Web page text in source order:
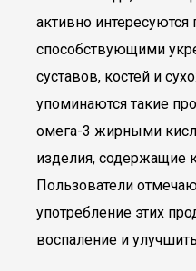
активно интересуются
способствующими
суставов, костей и
упоминаются такие
омега-3 жирными
изделия, содержащие
Пользователи
употребление этих
воспаление и